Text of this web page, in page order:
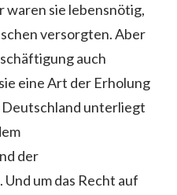
waren sie lebensnötig,
versorgten. Aber
auch
eine Art der Erholung
Deutschland unterliegt
der
um das Recht auf